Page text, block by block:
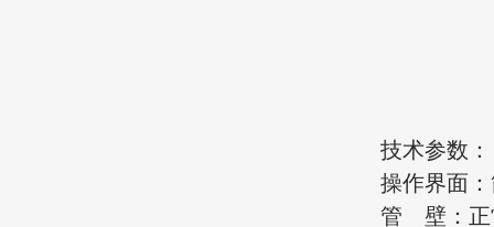
技术参数：
操作界面
管 壁：正